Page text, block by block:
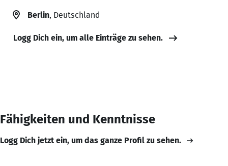
Berlin, Deutschland
Logg Dich ein, um alle Einträge zu sehen.
Fähigkeiten und Kenntnisse
Logg Dich jetzt ein, um das ganze Profil zu sehen.